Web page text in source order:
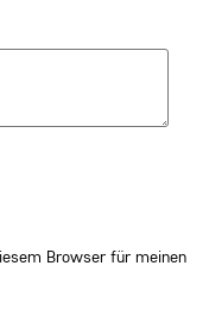
Browser für meinen